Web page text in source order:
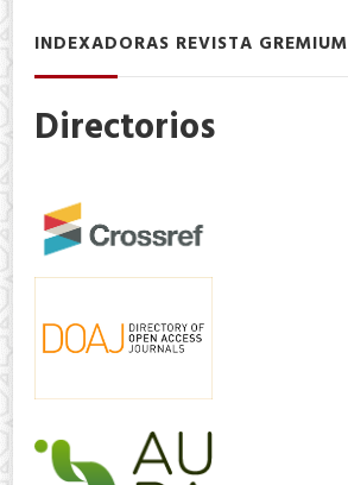
INDEXADORAS REVISTA GREMIUM
Directorios